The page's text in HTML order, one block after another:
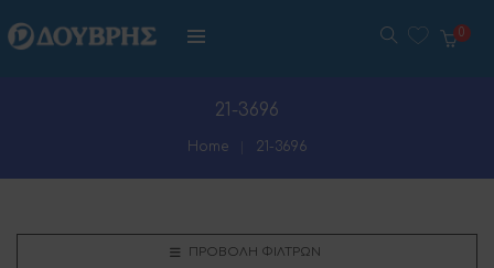
21-3696
Home 21-3696
ΠΡΟΒΟΛΉ ΦΊΛΤΡΩΝ